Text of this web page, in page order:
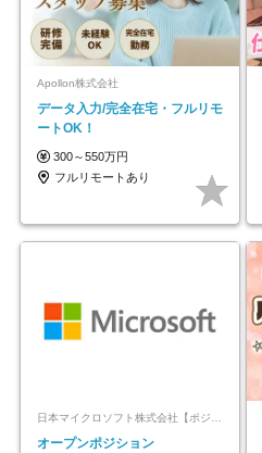
Apollon株式会社
データ入力/完全在宅・フルリモ
ートOK！
300～550万円
フルリモートあり
日本マイクロソフト株式会社【ポジションマッチ登録】
オープンポジション